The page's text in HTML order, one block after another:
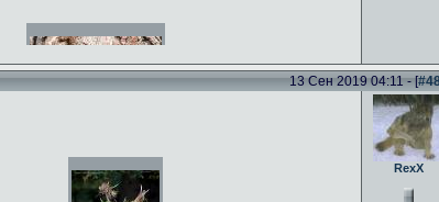
13 Сен 2019 04:11 - [
RexX